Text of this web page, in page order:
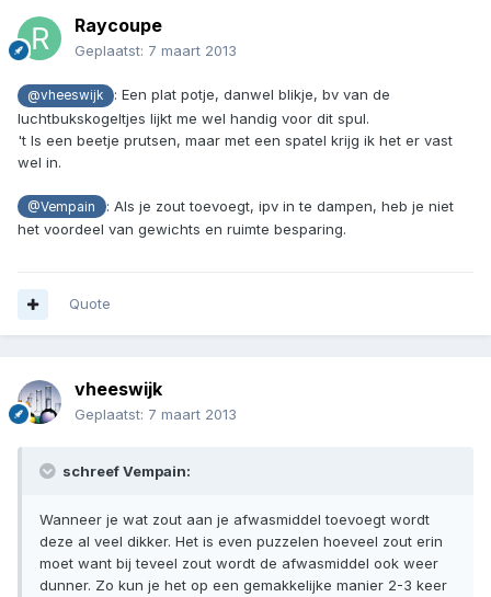
Raycoupe
Geplaatst: 7 maart 2013
@vheeswijk
: Een plat potje, danwel blikje, bv van de
luchtbukskogeltjes lijkt me wel handig voor dit spul.
't Is een beetje prutsen, maar met een spatel krijg ik het er vast
wel in.
@Vempain
: Als je zout toevoegt, ipv in te dampen, heb je niet
het voordeel van gewichts en ruimte besparing.
Quote
vheeswijk
Geplaatst: 7 maart 2013
schreef Vempain:
Wanneer je wat zout aan je afwasmiddel toevoegt wordt
deze al veel dikker. Het is even puzzelen hoeveel zout erin
moet want bij teveel zout wordt de afwasmiddel ook weer
dunner. Zo kun je het op een gemakkelijke manier 2-3 keer